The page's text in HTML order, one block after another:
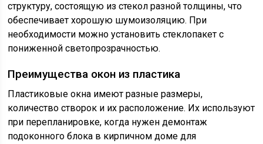
структуру, состоящую из стекол разной толщины, что
обеспечивает хорошую шумоизоляцию. При
необходимости можно установить стеклопакет с
пониженной светопрозрачностью.
Преимущества окон из пластика
Пластиковые окна имеют разные размеры,
количество створок и их расположение. Их используют
при перепланировке, когда нужен демонтаж
подоконного блока в кирпичном доме для